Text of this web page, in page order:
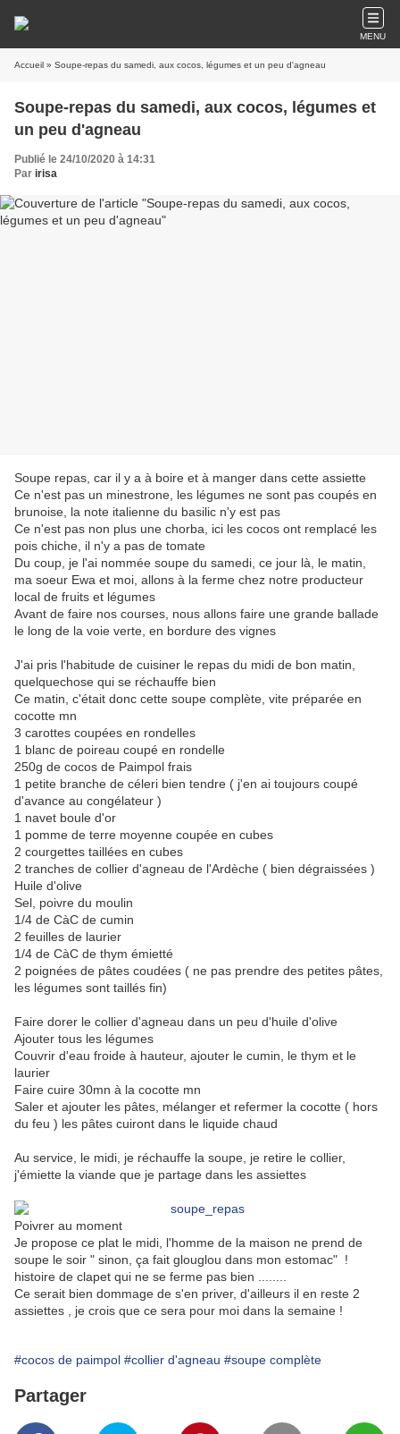
MENU
Accueil » Soupe-repas du samedi, aux cocos, légumes et un peu d'agneau
Soupe-repas du samedi, aux cocos, légumes et
un peu d'agneau
Publié le 24/10/2020 à 14:31
Par irisa
Soupe repas, car il y a à boire et à manger dans cette assiette
Ce n'est pas un minestrone, les légumes ne sont pas coupés en
brunoise, la note italienne du basilic n'y est pas
Ce n'est pas non plus une chorba, ici les cocos ont remplacé les
pois chiche, il n'y a pas de tomate
Du coup, je l'ai nommée soupe du samedi, ce jour là, le matin,
ma soeur Ewa et moi, allons à la ferme chez notre producteur
local de fruits et légumes
Avant de faire nos courses, nous allons faire une grande ballade
le long de la voie verte, en bordure des vignes
J'ai pris l'habitude de cuisiner le repas du midi de bon matin,
quelquechose qui se réchauffe bien
Ce matin, c'était donc cette soupe complète, vite préparée en
cocotte mn
3 carottes coupées en rondelles
1 blanc de poireau coupé en rondelle
250g de cocos de Paimpol frais
1 petite branche de céleri bien tendre ( j'en ai toujours coupé
d'avance au congélateur )
1 navet boule d'or
1 pomme de terre moyenne coupée en cubes
2 courgettes taillées en cubes
2 tranches de collier d'agneau de l'Ardèche ( bien dégraissées )
Huile d'olive
Sel, poivre du moulin
1/4 de CàC de cumin
2 feuilles de laurier
1/4 de CàC de thym émietté
2 poignées de pâtes coudées ( ne pas prendre des petites pâtes,
les légumes sont taillés fin)
Faire dorer le collier d'agneau dans un peu d'huile d'olive
Ajouter tous les légumes
Couvrir d'eau froide à hauteur, ajouter le cumin, le thym et le
laurier
Faire cuire 30mn à la cocotte mn
Saler et ajouter les pâtes, mélanger et refermer la cocotte ( hors
du feu ) les pâtes cuiront dans le liquide chaud
Au service, le midi, je réchauffe la soupe, je retire le collier,
j'émiette la viande que je partage dans les assiettes
Poivrer au moment
Je propose ce plat le midi, l'homme de la maison ne prend de
soupe le soir " sinon, ça fait glouglou dans mon estomac" !
histoire de clapet qui ne se ferme pas bien ........
Ce serait bien dommage de s'en priver, d'ailleurs il en reste 2
assiettes , je crois que ce sera pour moi dans la semaine !
#cocos de paimpol #collier d'agneau #soupe complète
Partager